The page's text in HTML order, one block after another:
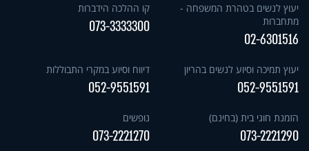
יעוץ לנשים בטהרת המשפחה -
מתחברות
02-6301516
קו ההלכה הידברות
073-3333300
יעוץ תמיכה וסיוע לנשים בהריון
052-9551591
דיווח וסיוע במקרי התבוללות
052-9551591
הזמנת חוגי בית (בחינם)
073-2221290
נופשים
073-2221270